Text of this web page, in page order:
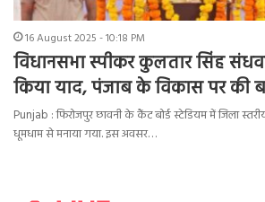
16 August 2025 - 10:18 PM
विधानसभा स्पीकर कुलतार सिंह
किया याद, पंजाब के विकास पर की
Punjab : फिरोजपुर छावनी के कैंट बोर्ड स्टेडियम में जिला
धूमधाम से मनाया गया. इस अवसर…